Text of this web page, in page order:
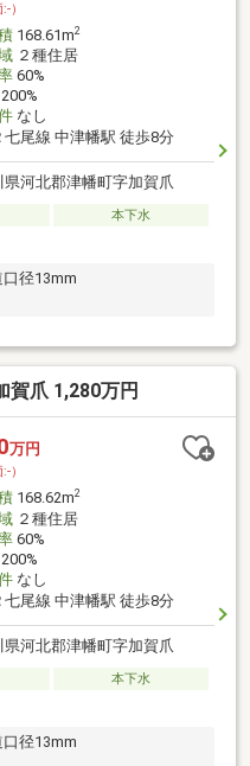
）
168.61m2
２種住居
60%
なし
七尾線 中津幡駅 徒歩8分
県河北郡津幡町字加賀爪
本下水
径13mm
賀爪 1,280万円
万円
）
168.62m2
２種住居
60%
なし
七尾線 中津幡駅 徒歩8分
県河北郡津幡町字加賀爪
本下水
径13mm